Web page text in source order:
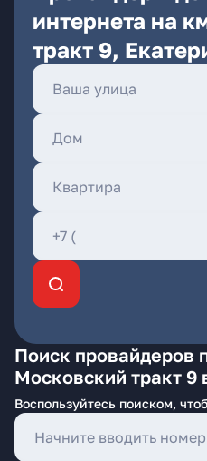
интернета на
тракт 9,
Поиск провайдеров
Московский тракт 9
Воспользуйтесь поиском,